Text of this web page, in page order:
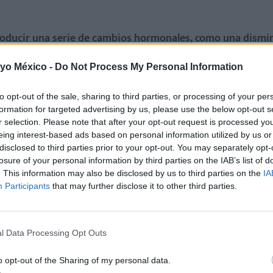
México - Do Not Process My Personal Information
opt-out of the sale, sharing to third parties, or processing of your
for targeted advertising by us, please use the below opt-out
selection. Please note that after your opt-out request is processed
interest-based ads based on personal information utilized by us
to third parties prior to your opt-out. You may separately
of your personal information by third parties on the IAB’s list of
This information may also be disclosed by us to third parties on the
Participants that may further disclose it to other third parties.
Data Processing Opt Outs
opt-out of the Sharing of my personal data.
una serie de cambios hormonales, como una
disminuyen tu energía y deseo.
gran fatiga y agotamiento,ocasionando un cansancio
el amor y de disfrutar de la intimidad.
física durante el sexo,lo que puede afectar a la